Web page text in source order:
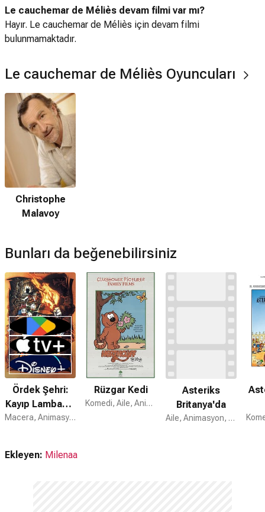
Le cauchemar de Méliès devam filmi var mı?
Hayır. Le cauchemar de Méliès için devam filmi
bulunmamaktadır.
Le cauchemar de Méliès Oyuncuları
Christophe
Malavoy
Bunları da beğenebilirsiniz
Ördek Şehri:
Kayıp Lambanın
Sırrı
Macera, Animasyon, Aile
Rüzgar Kedi
Komedi, Aile, Animasyon
Asteriks
Britanya'da
Aile, Animasyon, Macera
Ekleyen: Milenaa